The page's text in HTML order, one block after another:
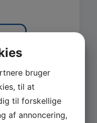
bruger
til at
til forskellige
af annoncering,